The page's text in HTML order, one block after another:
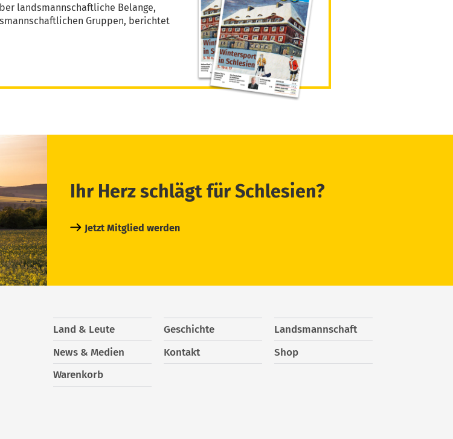
landsmannschaftliche Belange,
Gruppen, berichtet
Ihr Herz schlägt für Schlesien?
Jetzt Mitglied werden
Land & Leute Geschichte
Landsmannschaft
News & Medien
Kontakt
Shop
Warenkorb